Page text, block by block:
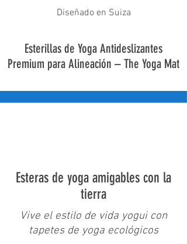
Diseñado en Suiza
Esterillas de Yoga Antideslizantes
Premium para Alineación – The Yoga Mat
Esteras de yoga amigables con la
tierra
Vive el estilo de vida yogui con
tapetes de yoga ecológicos